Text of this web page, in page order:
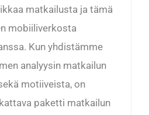
matkailusta ja tämä
mobiiliverkosta
Kun yhdistämme
analyysin matkailun
motiiveista, on
paketti matkailun